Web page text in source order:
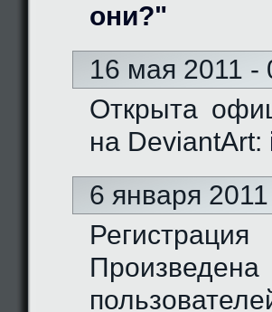
они?"
16 мая 2011 -
Открыта
на DeviantArt:
6 января